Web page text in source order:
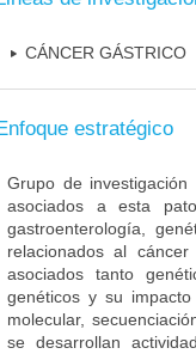
CÁNCER GÁSTRICO
estratégico
Grupo de
asociados a esta
gastroenterología,
relacionados al
asociados tanto
genéticos y su
molecular,
se desarrollan